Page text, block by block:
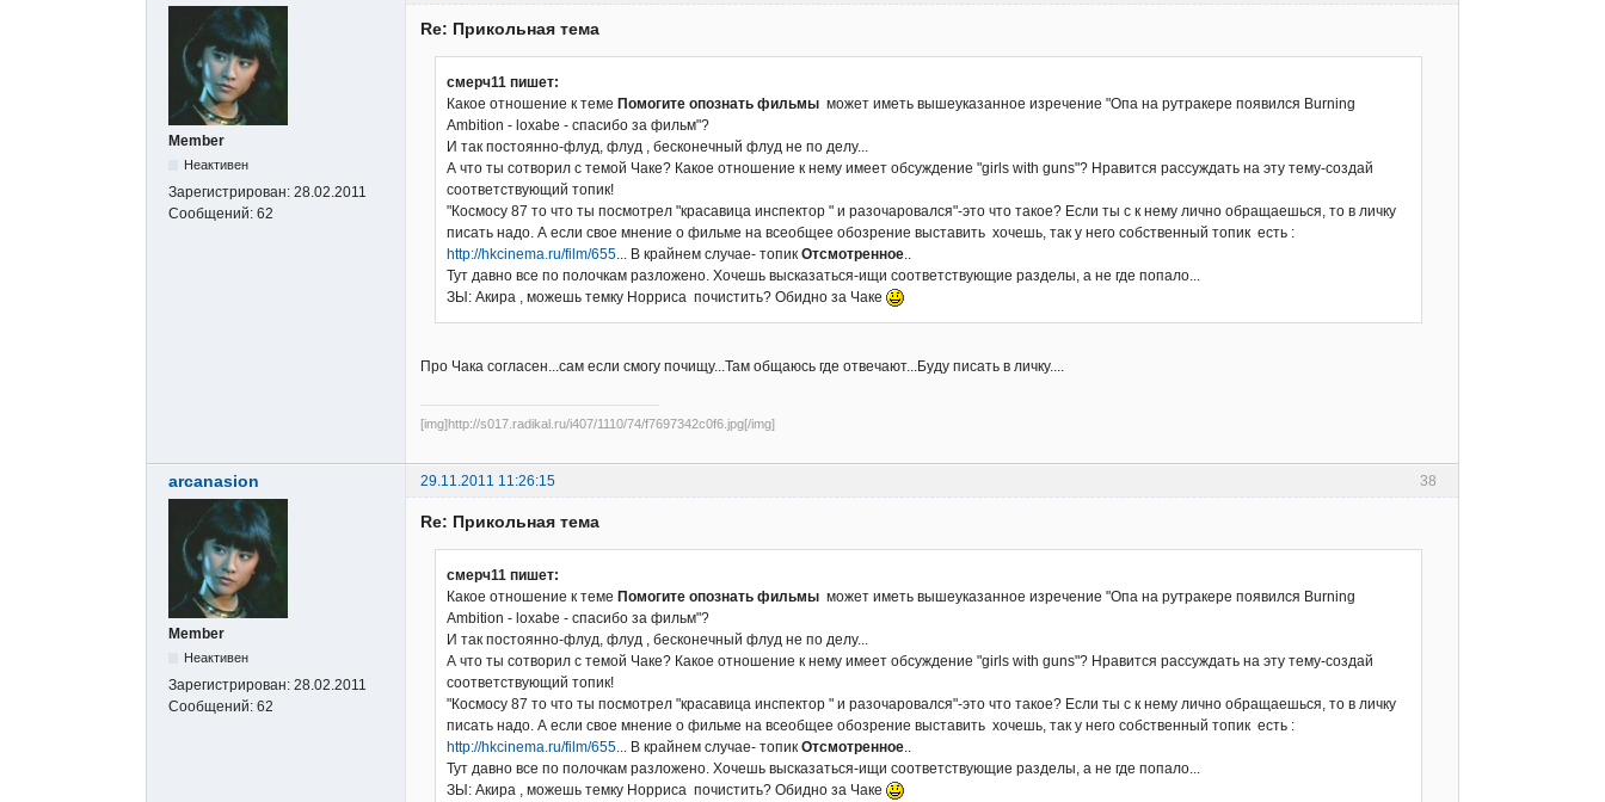
Member
Неактивен
Зарегистрирован: 28.02.2011
Сообщений: 62
Re: Прикольная тема
смерч11 пишет:
Какое отношение к теме Помогите опознать фильмы может иметь вышеуказанное изречение "Опа на рутракере появился Burning
Ambition - loxabe - спасибо за фильм"?
И так постоянно-флуд, флуд , бесконечный флуд не по делу...
А что ты сотворил с темой Чаке? Какое отношение к нему имеет обсуждение "girls with guns"? Нравится рассуждать на эту тему-создай
соответствующий топик!
"Космосу 87 то что ты посмотрел "красавица инспектор " и разочаровался"-это что такое? Если ты с к нему лично обращаешься, то в личку
писать надо. А если свое мнение о фильме на всеобщее обозрение выставить хочешь, так у него собственный топик есть :
http://hkcinema.ru/film/655... В крайнем случае- топик Отсмотренное..
Тут давно все по полочкам разложено. Хочешь высказаться-ищи соответствующие разделы, а не где попало...
ЗЫ: Акира , можешь темку Норриса почистить? Обидно за Чаке
Про Чака согласен...сам если смогу почищу...Там общаюсь где отвечают...Буду писать в личку....
[img]http://s017.radikal.ru/i407/1110/74/f7697342c0f6.jpg[/img]
38
arcanasion 29.11.2011 11:26:15
Member
Неактивен
Зарегистрирован: 28.02.2011
Сообщений: 62
Re: Прикольная тема
смерч11 пишет:
Какое отношение к теме Помогите опознать фильмы может иметь вышеуказанное изречение "Опа на рутракере появился Burning
Ambition - loxabe - спасибо за фильм"?
И так постоянно-флуд, флуд , бесконечный флуд не по делу...
А что ты сотворил с темой Чаке? Какое отношение к нему имеет обсуждение "girls with guns"? Нравится рассуждать на эту тему-создай
соответствующий топик!
"Космосу 87 то что ты посмотрел "красавица инспектор " и разочаровался"-это что такое? Если ты с к нему лично обращаешься, то в личку
писать надо. А если свое мнение о фильме на всеобщее обозрение выставить хочешь, так у него собственный топик есть :
http://hkcinema.ru/film/655... В крайнем случае- топик Отсмотренное..
Тут давно все по полочкам разложено. Хочешь высказаться-ищи соответствующие разделы, а не где попало...
ЗЫ: Акира , можешь темку Норриса почистить? Обидно за Чаке